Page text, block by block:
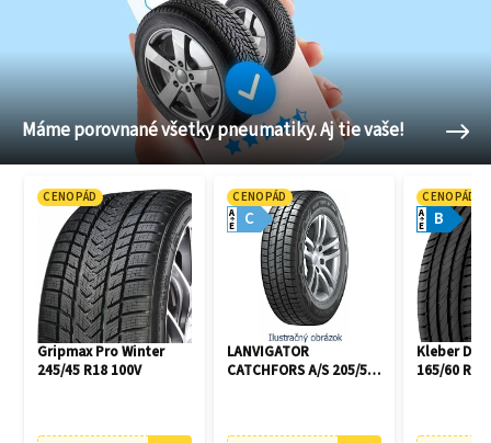
Máme porovnané všetky pneumatiky. Aj tie vaše!
CENOPÁD
Gripmax Pro Winter
245/45 R18 100V
CENOPÁD
C
A
E
LANVIGATOR
CATCHFORS A/S 205/55
CENOPÁD
B
A
E
Kleber
165/60 R14